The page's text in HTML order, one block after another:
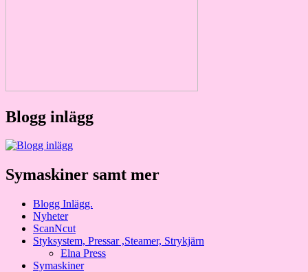
Blogg inlägg
Symaskiner samt mer
Blogg Inlägg.
Nyheter
ScanNcut
Styksystem, Pressar ,Steamer, Strykjärn
Elna Press
Symaskiner